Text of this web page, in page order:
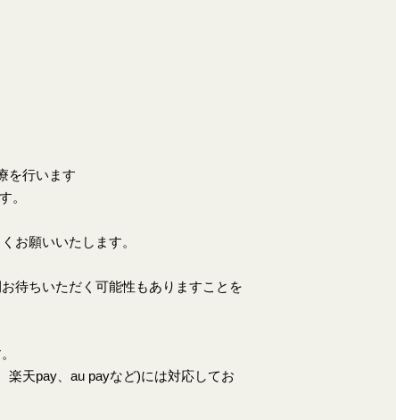
を行います
。
お願いいたします。
待ちいただく可能性もありますことを
楽天pay、au payなど)には対応してお